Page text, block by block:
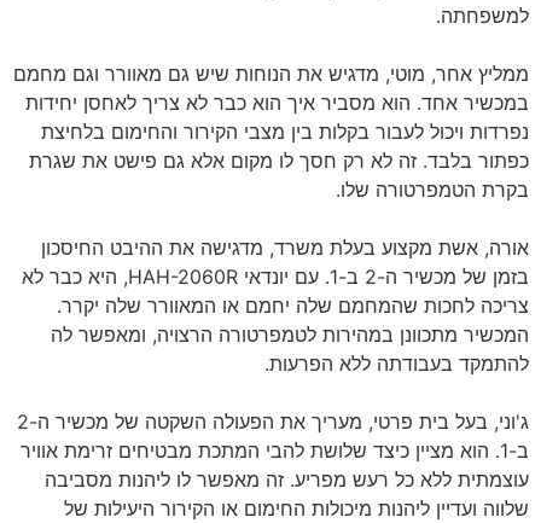
למשפחתה.
ממליץ אחר, מוטי, מדגיש את הנוחות שיש גם מאוורר וגם מחמם
במכשיר אחד. הוא מסביר איך הוא כבר לא צריך לאחסן יחידות
נפרדות ויכול לעבור בקלות בין מצבי הקירור והחימום בלחיצת
כפתור בלבד. זה לא רק חסך לו מקום אלא גם פישט את שגרת
בקרת הטמפרטורה שלו.
אורה, אשת מקצוע בעלת משרד, מדגישה את ההיבט החיסכון
בזמן של מכשיר ה-2 ב-1. עם יונדאי HAH-2060R, היא כבר לא
צריכה לחכות שהמחמם שלה יחמם או המאוורר שלה יקרר.
המכשיר מתכוונן במהירות לטמפרטורה הרצויה, ומאפשר לה
להתמקד בעבודתה ללא הפרעות.
ג'וני, בעל בית פרטי, מעריך את הפעולה השקטה של מכשיר ה-2
ב-1. הוא מציין כיצד שלושת להבי המתכת מבטיחים זרימת אוויר
עוצמתית ללא כל רעש מפריע. זה מאפשר לו ליהנות מסביבה
שלווה ועדיין ליהנות מיכולות החימום או הקירור היעילות של